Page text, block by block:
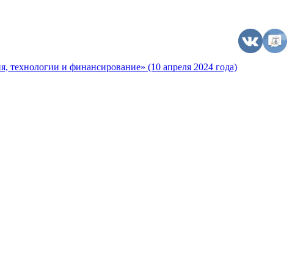
технологии и финансирование» (10 апреля 2024 года)